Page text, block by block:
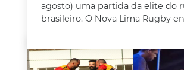
agosto) uma partida da elite do
brasileiro. O Nova Lima Rugby